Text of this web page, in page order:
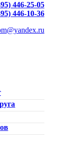
446-25-05
446-10-36